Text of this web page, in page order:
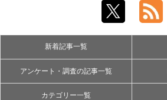
新着記事一覧
アンケート・調査の記事一覧
カテゴリー一覧